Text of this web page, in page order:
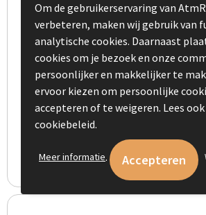
PLIERKORK - Multitool
€ 1,95
Bekijk
Om de gebruikerservaring van
verbeteren, maken wij gebruik van
analytische cookies. Daarnaast
cookies om je bezoek en onze
persoonlijker en makkelijker te
ervoor kiezen om persoonlijke
accepteren of te weigeren. Lees
cookiebeleid.
Meer informatie.